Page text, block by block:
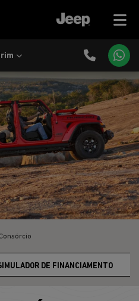
Consórcio
DE FINANCIAMENTO